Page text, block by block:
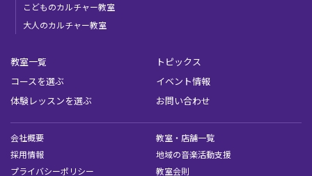
こどものカルチャー教室
大人のカルチャー教室
教室一覧
コースを選ぶ
体験レッスンを選ぶ
トピックス
イベント情報
お問い合わせ
会社概要
教室・店舗一覧
採用情報
地域の音楽活動支援
プライバシーポリシー
教室会則